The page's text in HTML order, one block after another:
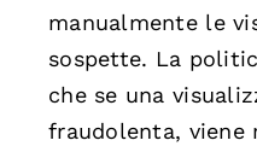
manualmente le
sospette. La
che se una
fraudolenta, viene